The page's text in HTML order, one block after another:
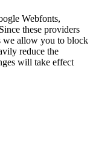
Webfonts,
these providers
we allow you to block
reduce the
will take effect